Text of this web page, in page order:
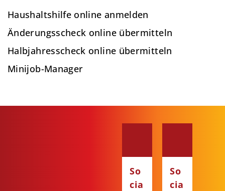
Haushaltshilfe online anmelden
Änderungsscheck online übermitteln
Halbjahresscheck online übermitteln
Minijob-Manager
So
cia
So
cia